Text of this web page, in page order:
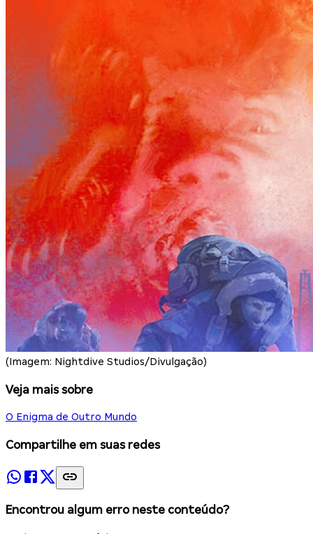
(Imagem: Nightdive Studios/Divulgação)
Veja mais sobre
O Enigma de Outro Mundo
Compartilhe em suas redes
Encontrou algum erro neste conteúdo?